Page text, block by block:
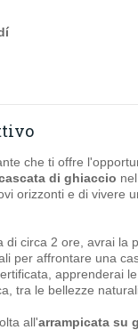
che ti offre
di ghiaccio
orizzonti e di vivere
di circa 2 ore, avrai la
per affrontare una
apprenderai
tra le bellezze
all'arrampicata su